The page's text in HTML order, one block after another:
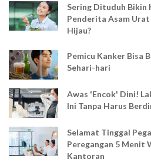
Sering Dituduh Bikin
Penderita Asam
Hijau?
Pemicu Kanker Bisa
Sehari-hari
Awas 'Encok' Dini!
Ini Tanpa Harus
Selamat Tinggal
Peregangan 5 Menit
Kantoran